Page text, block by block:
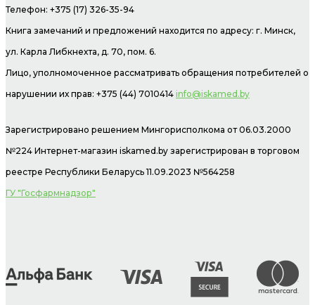
Телефон: +375 (17) 326-35-94
Книга замечаний и предложений находится по адресу: г. Минск,
ул. Карла Либкнехта, д. 70, пом. 6.
Лицо, уполномоченное рассматривать обращения потребителей о
нарушении их прав: +375 (44) 7010414 info@iskamed.by
Зарегистрировано решением Мингорисполкома от 06.03.2000
№224 Интернет-магазин iskamed.by зарегистрирован в торговом
реестре Республики Беларусь 11.09.2023 №564258
ГУ "Госфармнадзор"